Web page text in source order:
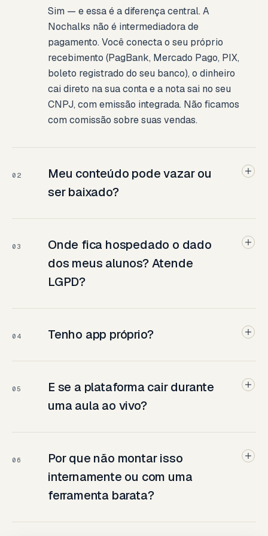
Sim — e essa é a diferença central. A
Nochalks não é intermediadora de
pagamento. Você conecta o seu próprio
recebimento (PagBank, Mercado Pago, PIX,
boleto registrado do seu banco), o dinheiro
cai direto na sua conta e a nota sai no seu
CNPJ, com emissão integrada. Não ficamos
com comissão sobre suas vendas.
02
Meu conteúdo pode vazar ou
ser baixado?
03
Onde fica hospedado o dado
dos meus alunos? Atende
LGPD?
04 Tenho app próprio?
05
E se a plataforma cair durante
uma aula ao vivo?
06
Por que não montar isso
internamente ou com uma
ferramenta barata?